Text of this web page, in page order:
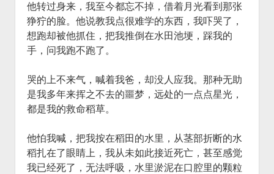
他转过身来，我至今都忘不掉，借着月光看到那张
狰狞的脸。他说教我点很难学的东西，我吓哭了，
想跑却被他抓住，把我推倒在水田池埂，踩我的
手，问我跑不跑了。
哭的上不来气，喊着我爸，却没人应我。那种无助
是我多年来挥之不去的噩梦，远处的一点点星光，
都是我的救命稻草。
他怕我喊，把我按在稻田的水里，从茎部折断的水
稻扎在了眼睛上，我从未如此接近死亡，甚至感觉
我已经死了，无法呼吸，水里淤泥在口腔里的颗粒